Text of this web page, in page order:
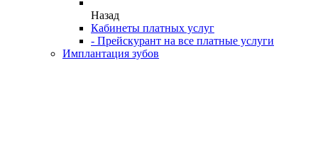
Назад
Кабинеты платных услуг
- Прейскурант на все платные услуги
Имплантация зубов